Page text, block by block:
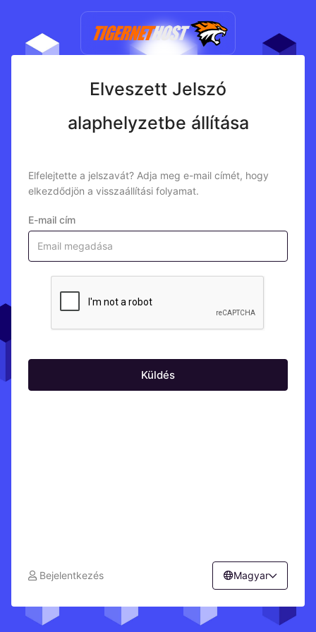
Elveszett Jelszó
alaphelyzetbe állítása
Elfelejtette a jelszavát? Adja meg e-mail címét, hogy
elkezdődjön a visszaállítási folyamat.
E-mail cím
Küldés
Bejelentkezés Magyar